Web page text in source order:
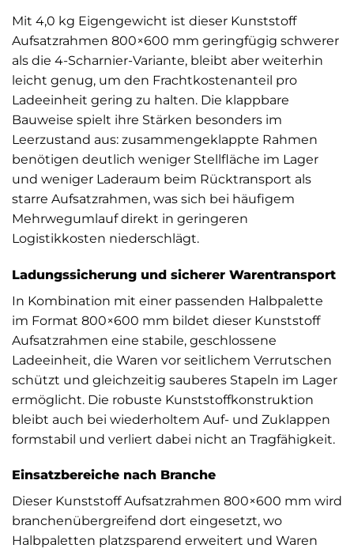
Mit 4,0 kg Eigengewicht ist dieser Kunststoff
Aufsatzrahmen 800×600 mm geringfügig schwerer
als die 4-Scharnier-Variante, bleibt aber weiterhin
leicht genug, um den Frachtkostenanteil pro
Ladeeinheit gering zu halten. Die klappbare
Bauweise spielt ihre Stärken besonders im
Leerzustand aus: zusammengeklappte Rahmen
benötigen deutlich weniger Stellfläche im Lager
und weniger Laderaum beim Rücktransport als
starre Aufsatzrahmen, was sich bei häufigem
Mehrwegumlauf direkt in geringeren
Logistikkosten niederschlägt.
Ladungssicherung und sicherer Warentransport
In Kombination mit einer passenden Halbpalette
im Format 800×600 mm bildet dieser Kunststoff
Aufsatzrahmen eine stabile, geschlossene
Ladeeinheit, die Waren vor seitlichem Verrutschen
schützt und gleichzeitig sauberes Stapeln im Lager
ermöglicht. Die robuste Kunststoffkonstruktion
bleibt auch bei wiederholtem Auf- und Zuklappen
formstabil und verliert dabei nicht an Tragfähigkeit.
Einsatzbereiche nach Branche
Dieser Kunststoff Aufsatzrahmen 800×600 mm wird
branchenübergreifend dort eingesetzt, wo
Halbpaletten platzsparend erweitert und Waren